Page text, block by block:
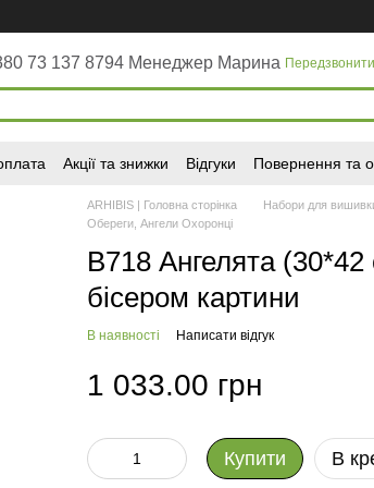
73 137 8794 Менеджер Марина
Акції та знижки Відгуки Повернення та
ARHIBIS | Головна сторінка Набори для
Обереги, Ангели Охоронці
В718 Ангелята
бісером картини
В наявності Написати відгук
1 033.00 грн
Купити В